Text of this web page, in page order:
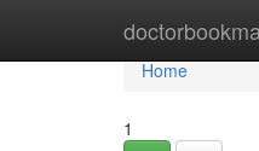
Home
Home
1